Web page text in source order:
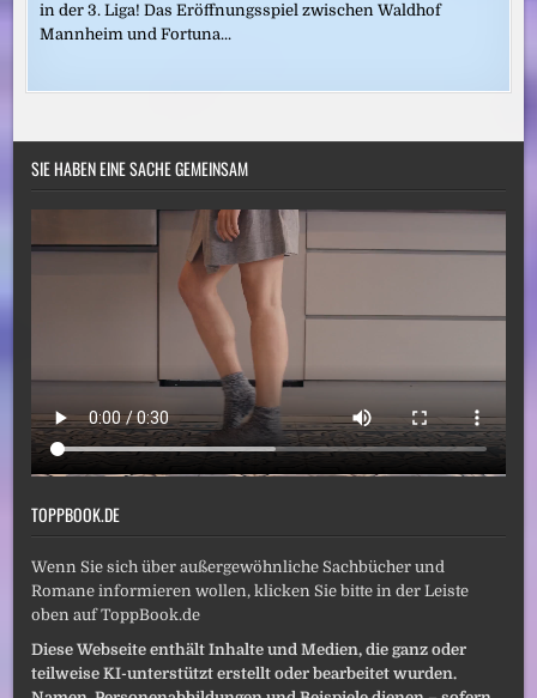
in der 3. Liga! Das Eröffnungsspiel zwischen Waldhof
Mannheim und Fortuna...
SIE HABEN EINE SACHE GEMEINSAM
TOPPBOOK.DE
Wenn Sie sich über außergewöhnliche Sachbücher und
Romane informieren wollen, klicken Sie bitte in der Leiste
oben auf ToppBook.de
Diese Webseite enthält Inhalte und Medien, die ganz oder
teilweise KI-unterstützt erstellt oder bearbeitet wurden.